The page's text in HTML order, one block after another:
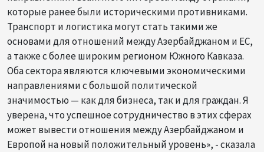
которые ранее были историческими противниками.
Транспорт и логистика могут стать такими же
основами для отношений между Азербайджаном и ЕС,
а также с более широким регионом Южного Кавказа.
Оба сектора являются ключевыми экономическими
направлениями с большой политической
значимостью — как для бизнеса, так и для граждан. Я
уверена, что успешное сотрудничество в этих сферах
может вывести отношения между Азербайджаном и
Европой на новый положительный уровень», - сказала